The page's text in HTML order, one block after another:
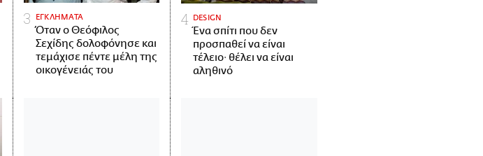
ΕΓΚΛΗΜΑΤΑ
Όταν ο Θεόφιλος
Σεχίδης δολοφόνησε και
τεμάχισε πέντε μέλη της
οικογένειάς του
DESIGN
Ένα σπίτι που δεν
προσπαθεί να είναι
τέλειο· θέλει να είναι
αληθινό